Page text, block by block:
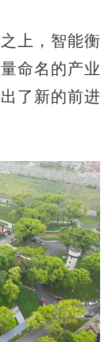
上，智能衡
命名的产业
了新的前进